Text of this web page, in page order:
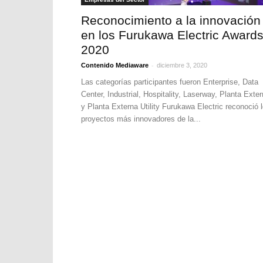
Reconocimiento a la innovación
en los Furukawa Electric Awards
2020
Contenido Mediaware - diciembre 3, 2020
Las categorías participantes fueron Enterprise, Data
Center, Industrial, Hospitality, Laserway, Planta
y Planta Externa Utility Furukawa Electric reconoció
proyectos más innovadores de la...